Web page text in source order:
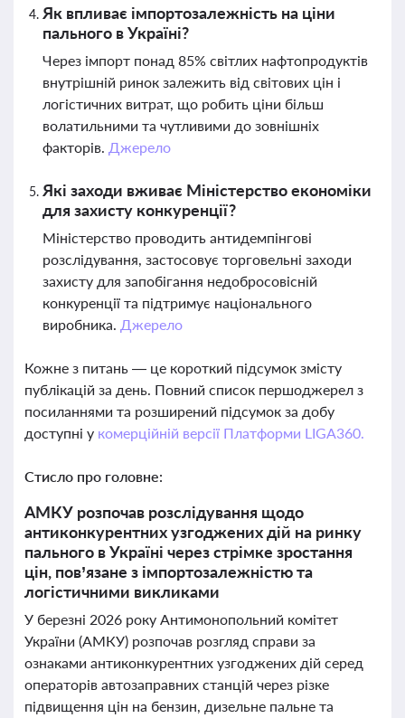
Як впливає імпортозалежність на ціни
пального в Україні?
Через імпорт понад 85% світлих нафтопродуктів
внутрішній ринок залежить від світових цін і
логістичних витрат, що робить ціни більш
волатильними та чутливими до зовнішніх
факторів. Джерело
Які заходи вживає Міністерство економіки
для захисту конкуренції?
Міністерство проводить антидемпінгові
розслідування, застосовує торговельні заходи
захисту для запобігання недобросовісній
конкуренції та підтримує національного
виробника. Джерело
Кожне з питань — це короткий підсумок змісту
публікацій за день. Повний список першоджерел з
посиланнями та розширений підсумок за добу
доступні у комерційній версії Платформи LIGA360.
Стисло про головне:
АМКУ розпочав розслідування щодо
антиконкурентних узгоджених дій на ринку
пального в Україні через стрімке зростання
цін, пов’язане з імпортозалежністю та
логістичними викликами
У березні 2026 року Антимонопольний комітет
України (АМКУ) розпочав розгляд справи за
ознаками антиконкурентних узгоджених дій серед
операторів автозаправних станцій через різке
підвищення цін на бензин, дизельне пальне та